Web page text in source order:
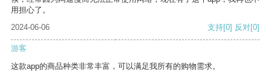
用担心了。
2024-06-06
支持[0] 反对[0]
游客
这款app的商品种类非常丰富，可以满足我所有的购物需求。